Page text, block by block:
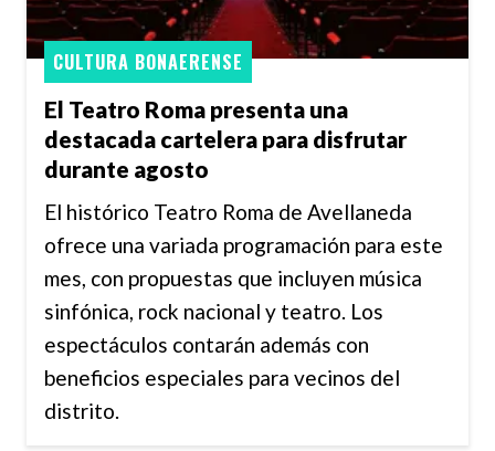
El Teatro Roma presenta una
destacada cartelera para disfrutar
durante agosto
CULTURA BONAERENSE
El histórico Teatro Roma de Avellaneda
ofrece una variada programación para este
mes, con propuestas que incluyen música
sinfónica, rock nacional y teatro. Los
espectáculos contarán además con
beneficios especiales para vecinos del
distrito.